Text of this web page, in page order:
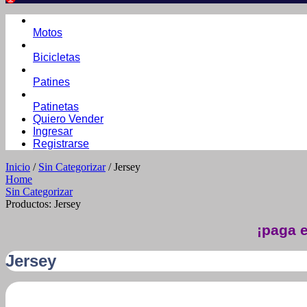
Motos
Bicicletas
Patines
Patinetas
Quiero Vender
Ingresar
Registrarse
Inicio / Sin Categorizar/ Jersey
Home
Sin Categorizar
Productos: Jersey
¡paga
Jersey